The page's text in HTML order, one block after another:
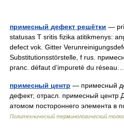
примесный дефект решётки —
statusas T sritis fizika atitikmenys:
defect vok. Gitter
Substitutionsstörstelle, f rus.
pranc. défaut d’impureté du
примесный центр — примесный
дефект; отрасл. примесный центр
атомом постороннего элемента в
Политехнический терминологический